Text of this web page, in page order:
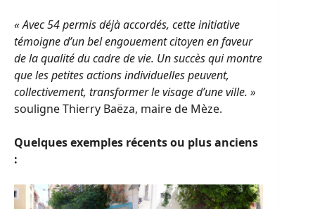
« Avec 54 permis déjà accordés, cette initiative
témoigne d’un bel engouement citoyen en faveur
de la qualité du cadre de vie. Un succès qui montre
que les petites actions individuelles peuvent,
collectivement, transformer le visage d’une ville. »
souligne Thierry Baëza, maire de Mèze.
Quelques exemples récents ou plus anciens
: